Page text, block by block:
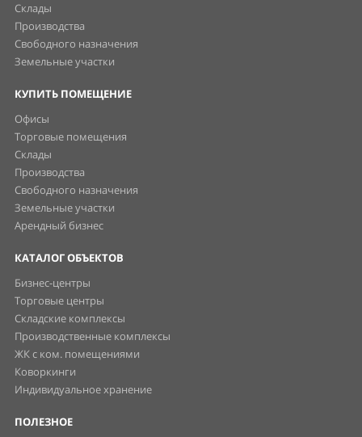
Склады
Производства
Свободного назначения
Земельные участки
КУПИТЬ ПОМЕЩЕНИЕ
Офисы
Торговые помещения
Склады
Производства
Свободного назначения
Земельные участки
Арендный бизнес
КАТАЛОГ ОБЪЕКТОВ
Бизнес-центры
Торговые центры
Складские комплексы
Производственные комплексы
ЖК с ком. помещениями
Коворкинги
Индивидуальное хранение
ПОЛЕЗНОЕ